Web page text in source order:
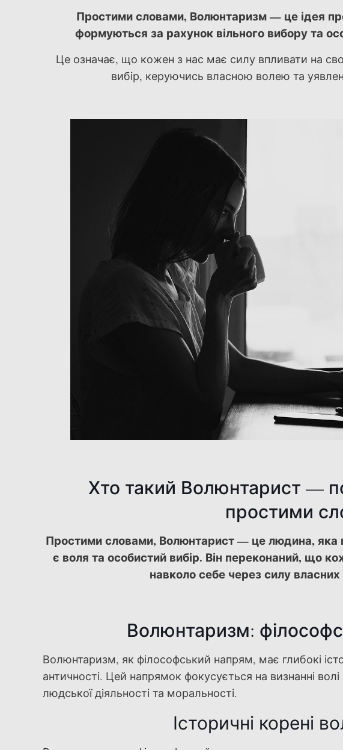
Простими словами, Волюнтаризм — це ідея
формуються за рахунок вільного вибору та
Це означає, що кожен з нас має силу впливати на
вибір, керуючись власною волею та
Хто такий Волюнтарист —
простими
Простими словами, Волюнтарист — це людина,
є воля та особистий вибір. Він переконаний, що
навколо себе через силу
Волюнтаризм:
Волюнтаризм, як філософський напрям, має глибокі
античності. Цей напрямок фокусується на визнанні
людської діяльності та моральності.
Історичні корені